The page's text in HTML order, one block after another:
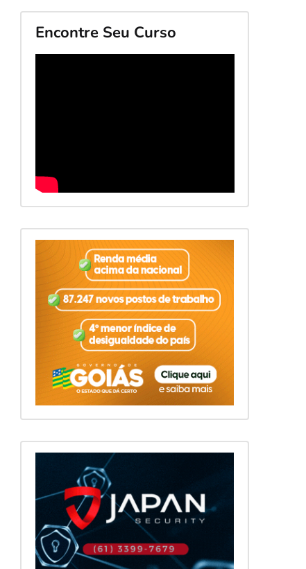
Encontre Seu Curso